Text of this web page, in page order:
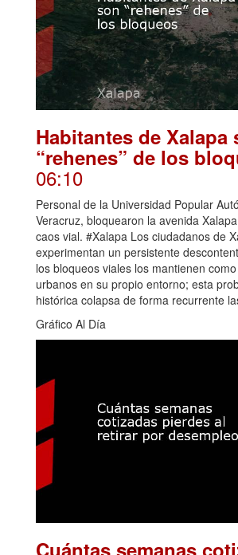
Habitantes de Xalapa
“rehenes” de los
06:10
Personal de la Universidad Popular
Veracruz, bloquearon la avenida
caos vial. #Xalapa Los ciudadanos de
experimentan un persistente
los bloqueos viales los mantienen como
urbanos en su propio entorno; esta
histórica colapsa de forma recurrente
Gráfico Al Día
Cuántas semanas